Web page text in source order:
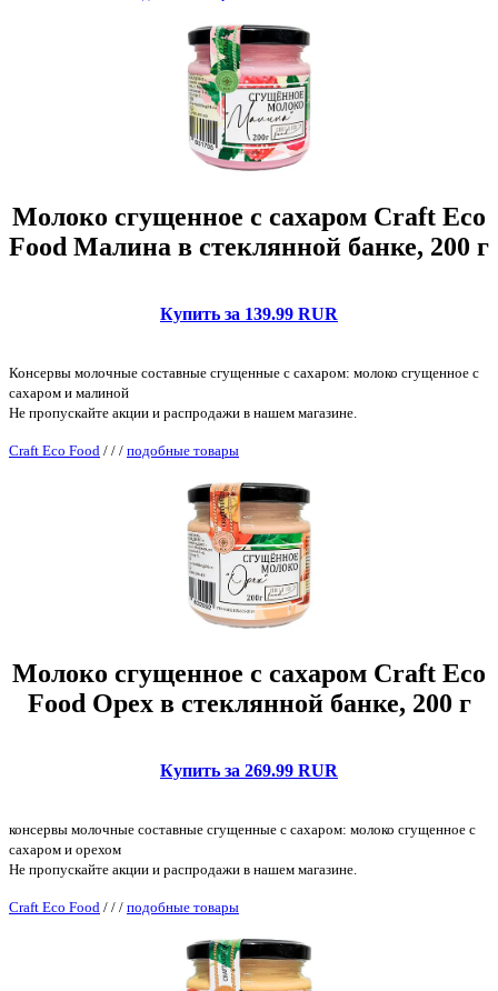
Молоко сгущенное с сахаром Craft Eco
Food Малина в стеклянной банке, 200 г
Купить за 139.99 RUR
Консервы молочные составные сгущенные с сахаром: молоко сгущенное с
сахаром и малиной
Не пропускайте акции и распродажи в нашем магазине.
Craft Eco Food / / / подобные товары
Молоко сгущенное с сахаром Craft Eco
Food Орех в стеклянной банке, 200 г
Купить за 269.99 RUR
консервы молочные составные сгущенные с сахаром: молоко сгущенное с
сахаром и орехом
Не пропускайте акции и распродажи в нашем магазине.
Craft Eco Food / / / подобные товары